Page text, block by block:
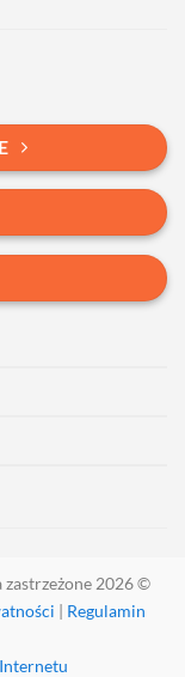
zastrzeżone 2026 ©
| Regulamin